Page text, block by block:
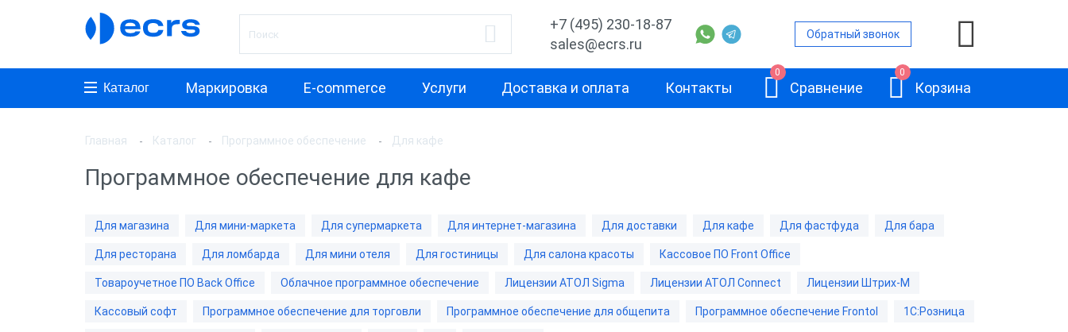
+7 (495) 230-18-87
sales@ecrs.ru
Обратный звонок
Каталог Маркировка E-commerce Услуги Доставка и оплата Контакты
0
Сравнение
0
Корзина
Производитель
АТОЛ
Программа
Frontol
Для интернет-магазина
Для доставки
Office
обеспечение
Лицензии АТОЛ Sigma
Главная Каталог Программное обеспечение Для кафе
Программное обеспечение для кафе
Для магазина Для мини-маркета Для супермаркета Для интернет-магазина Для доставки Для кафе Для фастфуда Для бара
Для ресторана Для ломбарда Для мини отеля Для гостиницы Для салона красоты Кассовое ПО Front Office
Товароучетное ПО Back Office Облачное программное обеспечение Лицензии АТОЛ Sigma Лицензии АТОЛ Connect Лицензии Штрих-М
Кассовый софт Программное обеспечение для торговли Программное обеспечение для общепита Программное обеспечение Frontol 1С:Розница